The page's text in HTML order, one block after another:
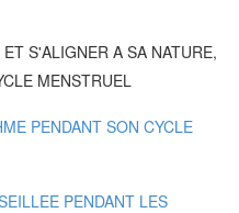
S'ALIGNER A SA NATURE,
MENSTRUEL
PENDANT SON CYCLE
PENDANT LES